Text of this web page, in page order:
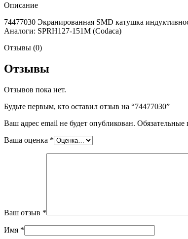
Описание
74477030 Экранированная SMD катушка
Аналоги: SPRH127-151M (Codaca)
Отзывы (0)
Отзывы
Отзывов пока нет.
Будьте первым, кто оставил отзыв на “74477030”
Ваш адрес email не будет опубликован.
Ваша оценка *
Ваш отзыв *
Имя *